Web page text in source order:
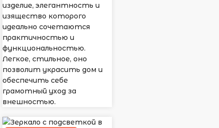
изделие, элегантность и
изящество которого
идеально сочетаются
практичностью и
функциональностью.
Легкое, стильное, оно
позволит украсить дом и
обеспечить себе
грамотный уход за
внешностью.